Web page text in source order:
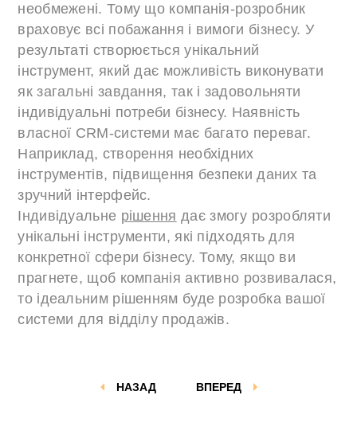
необмежені. Тому що компанія-розробник
враховує всі побажання і вимоги бізнесу. У
результаті створюється унікальний
інструмент, який дає можливість виконувати
як загальні завдання, так і задовольняти
індивідуальні потреби бізнесу. Наявність
власної CRM-системи має багато переваг.
Наприклад, створення необхідних
інструментів, підвищення безпеки даних та
зручний інтерфейс.
Індивідуальне рішення дає змогу розробляти
унікальні інструменти, які підходять для
конкретної сфери бізнесу. Тому, якщо ви
прагнете, щоб компанія активно розвивалася,
то ідеальним рішенням буде розробка вашої
системи для відділу продажів.
ВПЕРЕД
НАЗАД